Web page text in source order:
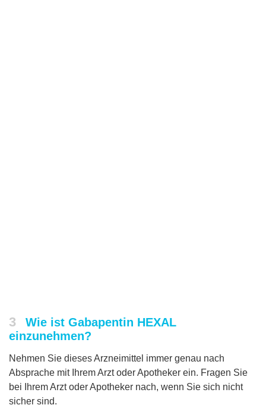
3
Wie ist Gabapentin HEXAL
einzunehmen?
Nehmen Sie dieses Arzneimittel immer genau nach
Absprache mit Ihrem Arzt oder Apotheker ein. Fragen Sie
bei Ihrem Arzt oder Apotheker nach, wenn Sie sich nicht
sicher sind.